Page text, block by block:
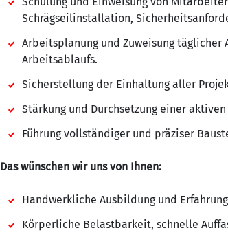
Schrägseilinstallation,
Arbeitsplanung und Zuweisung
Arbeitsablaufs.
Sicherstellung der Einhaltung aller
Stärkung und Durchsetzung einer
Führung vollständiger und präziser
Das wünschen wir uns von Ihnen:
Handwerkliche Ausbildung und
Körperliche Belastbarkeit, schnelle